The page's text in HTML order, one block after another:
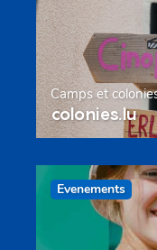
Camps et
colonies.lu
Evenements